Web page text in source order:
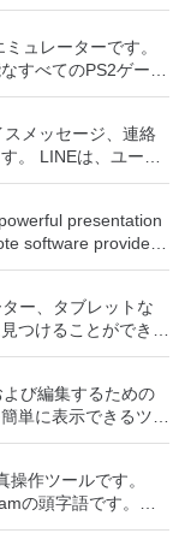
ソートするオプシ
色を変更するタイム
して、継続時間を調
と回転調整バーを使
りをスムーズに切り
ュレーターです。
すべてのPS2ゲーム
コンピューターを
たエミュレーターで
ンドコンピューター
コンソールのすべて
ことができます。
、PS2コントローラ
験をシミュレートで
スクからゲームを直
メージとして実行す
りです。
ームの現在の「状
ード：好きなだけ
までの単一の物理
度のグラフィック
または4K HDでゲー
ムを高い精度でエ
を切り替えること
、時々フリーズまた
を使用するには、
メッセージ、連絡
。 LINEは、ユーザ
MacやiOSの仲間の
の1つです。 人気ア
組の最新ニュースと
でもどこでも無料の
LINEは、
、さらには
バイスで利用できま
カー：10,000を超え
しく表現力豊かなチ
用してテキスト、
い友人とストーリー
10秒で最高品質の
ラウンドミュージッ
を簡単に追加：
presentation
software provides
to ensure your
over
quality
The software
a clean and well
and with
from your Mac,
a
ー、タブレットな
つけることができま
、適切な音楽がいつ
するか、Spotifyに
スト、有名人の音
作成して座ったりす
ができます。
び編集するための
単に表示できるツー
ターフェイスの外
択することができま
リに少しの色と多様
サイズ変更、トリミ
しなどの一般的なツ
作ツールです。
の頭字語です。
画像の構築など、さ